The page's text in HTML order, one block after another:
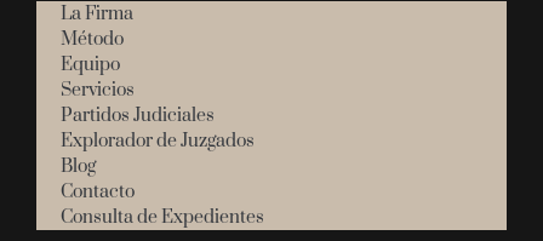
La Firma
Método
Equipo
Servicios
Partidos Judiciales
Explorador de Juzgados
Blog
Contacto
Consulta de Expedientes